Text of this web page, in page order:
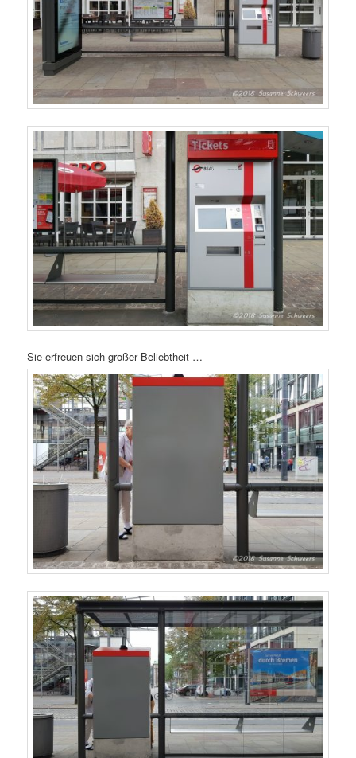
Sie erfreuen sich großer Beliebtheit …